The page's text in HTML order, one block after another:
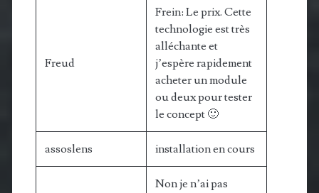
Freud
Frein: Le prix. Cette
technologie est très
alléchante et
j’espère rapidement
acheter un module
ou deux pour tester
le concept 🙂
assoslens installation en cours
Non je n’ai pas